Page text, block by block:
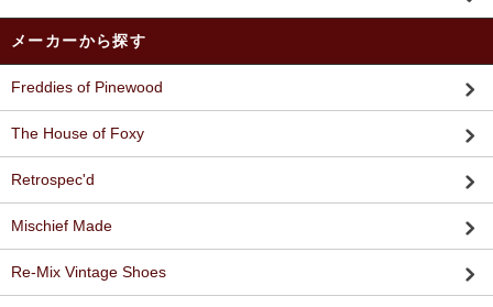
メーカーから探す
Freddies of Pinewood
The House of Foxy
Retrospec'd
Mischief Made
Re-Mix Vintage Shoes